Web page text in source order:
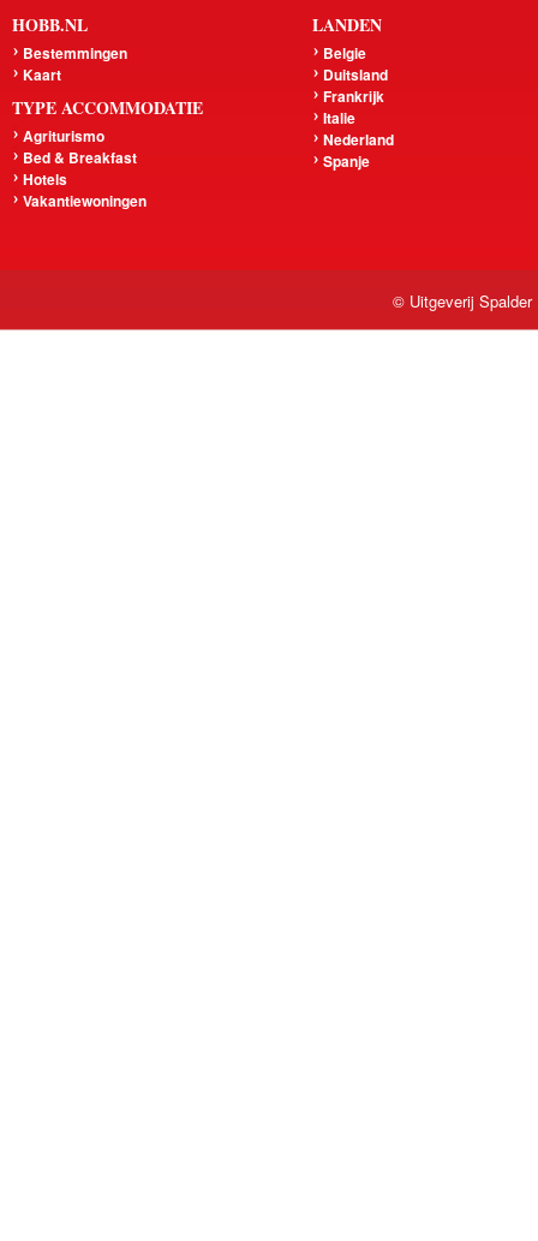
HOBB.NL
Bestemmingen
Kaart
TYPE ACCOMMODATIE
Agriturismo
Bed & Breakfast
Hotels
Vakantiewoningen
LANDEN
Belgie
Duitsland
Frankrijk
Italie
Nederland
Spanje
© Uitgeverij